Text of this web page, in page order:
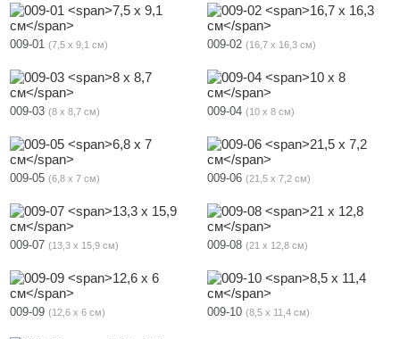
009-01 7,5 х 9,1 см 009-02 16,7 х 16,3 см
009-03 8 х 8,7 см 009-04 10 х 8 см
009-05 6,8 х 7 см 009-06 21,5 х 7,2 см
009-07 13,3 х 15,9 см 009-08 21 х 12,8 см
009-09 12,6 х 6 см 009-10 8,5 х 11,4 см